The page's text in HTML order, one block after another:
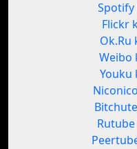
Spotify
Flickr
Ok.Ru
Weibo
Youku